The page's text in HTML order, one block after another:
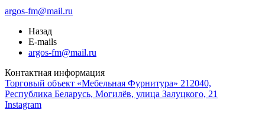
argos-fm@mail.ru
Назад
E-mails
argos-fm@mail.ru
Контактная информация
Торговый объект «Мебельная Фурнитура» 212040,
Республика Беларусь, Могилёв, улица Залуцкого, 21
Instagram